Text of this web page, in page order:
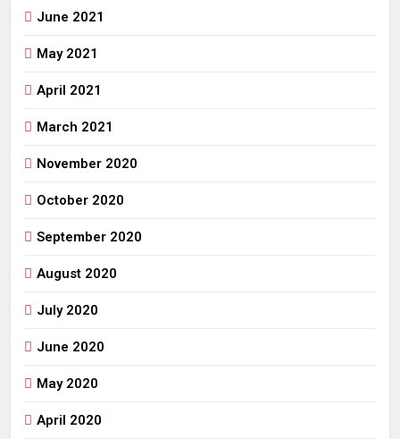
June 2021
May 2021
April 2021
March 2021
November 2020
October 2020
September 2020
August 2020
July 2020
June 2020
May 2020
April 2020